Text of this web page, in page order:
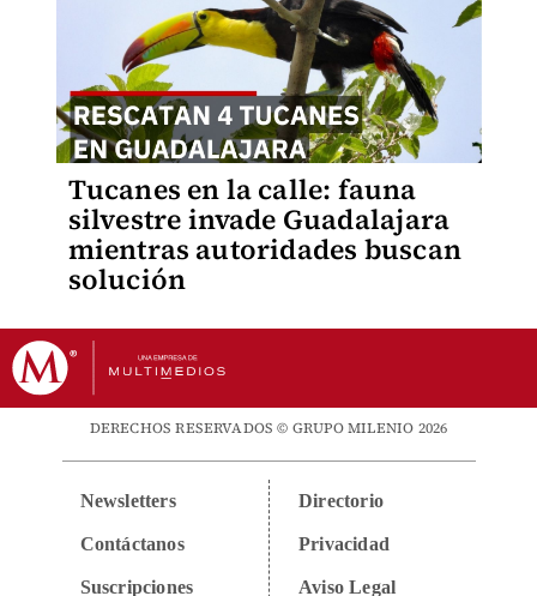
Tucanes en la calle: fauna
silvestre invade Guadalajara
mientras autoridades buscan
solución
DERECHOS RESERVADOS © GRUPO MILENIO 2026
Newsletters
Contáctanos
Suscripciones
Directorio
Privacidad
Aviso Legal